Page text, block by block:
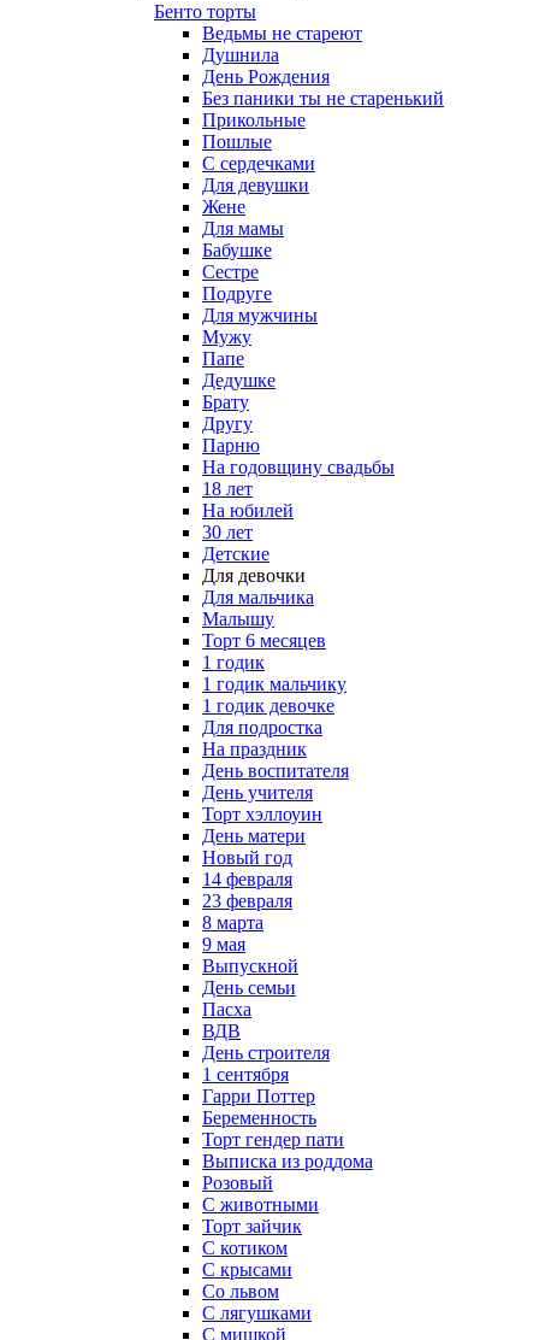
Бенто торты
Ведьмы не стареют
Душнила
День Рождения
Без паники ты не старенький
Прикольные
Пошлые
С сердечками
Для девушки
Жене
Для мамы
Бабушке
Сестре
Подруге
Для мужчины
Мужу
Папе
Дедушке
Брату
Другу
Парню
На годовщину свадьбы
18 лет
На юбилей
30 лет
Детские
Для девочки
Для мальчика
Малышу
Торт 6 месяцев
1 годик
1 годик мальчику
1 годик девочке
Для подростка
На праздник
День воспитателя
День учителя
Торт хэллоуин
День матери
Новый год
14 февраля
23 февраля
8 марта
9 мая
Выпускной
День семьи
Пасха
ВДВ
День строителя
1 сентября
Гарри Поттер
Беременность
Торт гендер пати
Выписка из роддома
Розовый
С животными
Торт зайчик
С котиком
С крысами
Со львом
С лягушками
С мишкой